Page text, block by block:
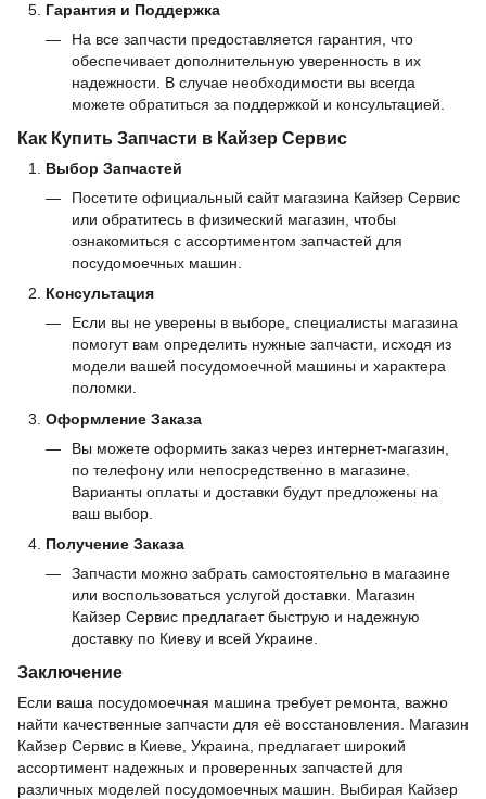
Гарантия и Поддержка
На все запчасти предоставляется гарантия, что
обеспечивает дополнительную уверенность в их
надежности. В случае необходимости вы всегда
можете обратиться за поддержкой и консультацией.
Как Купить Запчасти в Кайзер Сервис
Выбор Запчастей
Посетите официальный сайт магазина Кайзер Сервис
или обратитесь в физический магазин, чтобы
ознакомиться с ассортиментом запчастей для
посудомоечных машин.
Консультация
Если вы не уверены в выборе, специалисты магазина
помогут вам определить нужные запчасти, исходя из
модели вашей посудомоечной машины и характера
поломки.
Оформление Заказа
Вы можете оформить заказ через интернет-магазин,
по телефону или непосредственно в магазине.
Варианты оплаты и доставки будут предложены на
ваш выбор.
Получение Заказа
Запчасти можно забрать самостоятельно в магазине
или воспользоваться услугой доставки. Магазин
Кайзер Сервис предлагает быструю и надежную
доставку по Киеву и всей Украине.
Заключение
Если ваша посудомоечная машина требует ремонта, важно
найти качественные запчасти для её восстановления. Магазин
Кайзер Сервис в Киеве, Украина, предлагает широкий
ассортимент надежных и проверенных запчастей для
различных моделей посудомоечных машин. Выбирая Кайзер